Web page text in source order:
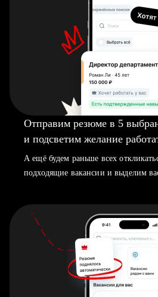
Отправим резюме в 5
и подсветим желание
А ещё будем раньше всех
подходящие вакансии и выделим